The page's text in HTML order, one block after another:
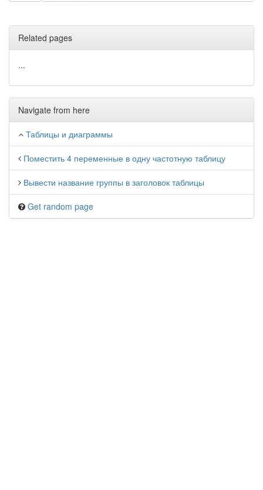
Related pages
...
Navigate from here
Таблицы и диаграммы
Поместить 4 переменные в одну частотную таблицу
Вывести название группы в заголовок таблицы
Get random page